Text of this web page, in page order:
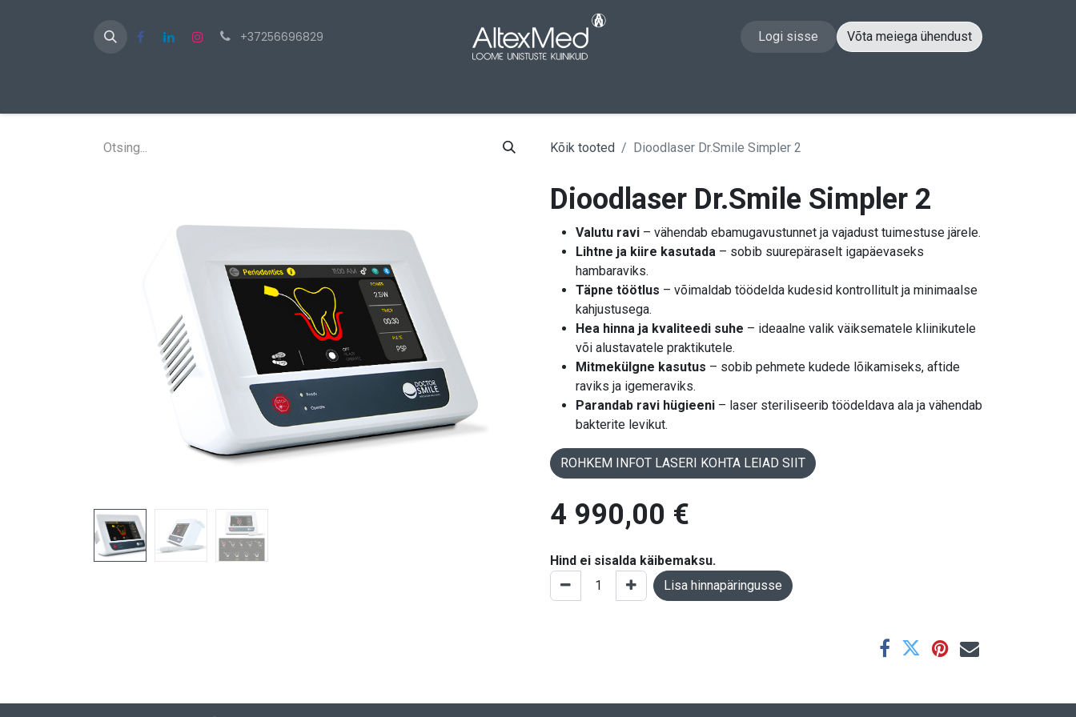
+37256696829 Logi sisse Võta meiega ühendust
Kõik tooted Dioodlaser Dr.Smile Simpler 2
Dioodlaser Dr.Smile Simpler 2
Valutu ravi – vähendab ebamugavustunnet ja vajadust tuimestuse järele.
Lihtne ja kiire kasutada – sobib suurepäraselt igapäevaseks
hambaraviks.
Täpne töötlus – võimaldab töödelda kudesid kontrollitult ja minimaalse
kahjustusega.
Hea hinna ja kvaliteedi suhe – ideaalne valik väiksematele kliinikutele
või alustavatele praktikutele.
Mitmekülgne kasutus – sobib pehmete kudede lõikamiseks, aftide
raviks ja igemeraviks.
Parandab ravi hügieeni – laser steriliseerib töödeldava ala ja vähendab
bakterite levikut.
ROHKEM INFOT LASERI KOHTA LEIAD SIIT
4 990,00 €
Hind ei sisalda käibemaksu.
Lisa hinnapäringusse